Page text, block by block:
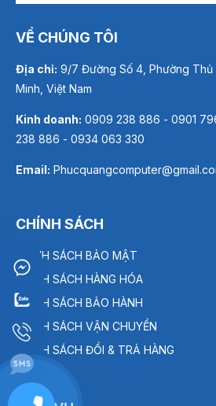
VỀ CHÚNG TÔI
Địa chỉ: 9/7 Đường Số 4, Phường
Minh, Việt Nam
Kinh doanh: 0909 238 886 - 0901
238 886 - 0934 063 330
Email:
CHÍNH SÁCH
CHÍNH SÁCH BẢO MẬT
CHÍNH SÁCH HÀNG HÓA
CHÍNH SÁCH BẢO HÀNH
CHÍNH SÁCH VẬN CHUYỂN
CHÍNH SÁCH ĐỔI & TRẢ HÀNG